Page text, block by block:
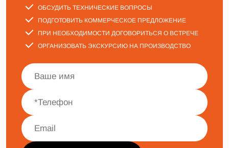
ОБСУДИТЬ ТЕХНИЧЕСКИЕ ВОПРОСЫ
ПОДГОТОВИТЬ КОММЕРЧЕСКОЕ ПРЕДЛОЖЕНИЕ
ПРИ НЕОБХОДИМОСТИ ДОГОВОРИТЬСЯ О ВСТРЕЧЕ
ОРГАНИЗОВАТЬ ЭКСКУРСИЮ НА ПРОИЗВОДСТВО